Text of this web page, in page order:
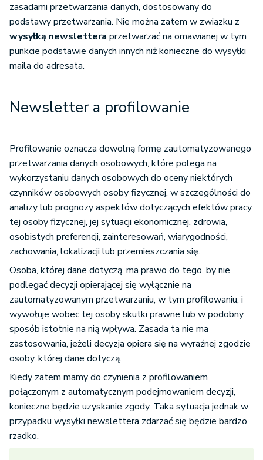
zasadami przetwarzania danych, dostosowany do
podstawy przetwarzania. Nie można zatem w związku z
wysyłką newslettera przetwarzać na omawianej w tym
punkcie podstawie danych innych niż konieczne do wysyłki
maila do adresata.
Newsletter a profilowanie
Profilowanie oznacza dowolną formę zautomatyzowanego
przetwarzania danych osobowych, które polega na
wykorzystaniu danych osobowych do oceny niektórych
czynników osobowych osoby fizycznej, w szczególności do
analizy lub prognozy aspektów dotyczących efektów pracy
tej osoby fizycznej, jej sytuacji ekonomicznej, zdrowia,
osobistych preferencji, zainteresowań, wiarygodności,
zachowania, lokalizacji lub przemieszczania się.
Osoba, której dane dotyczą, ma prawo do tego, by nie
podlegać decyzji opierającej się wyłącznie na
zautomatyzowanym przetwarzaniu, w tym profilowaniu, i
wywołuje wobec tej osoby skutki prawne lub w podobny
sposób istotnie na nią wpływa. Zasada ta nie ma
zastosowania, jeżeli decyzja opiera się na wyraźnej zgodzie
osoby, której dane dotyczą.
Kiedy zatem mamy do czynienia z profilowaniem
połączonym z automatycznym podejmowaniem decyzji,
konieczne będzie uzyskanie zgody. Taka sytuacja jednak w
przypadku wysyłki newslettera zdarzać się będzie bardzo
rzadko.